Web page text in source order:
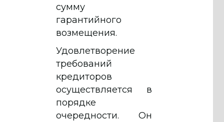
сумму
гарантийного
возмещения.
Удовлетворение
требований
кредиторов
осуществляется в
порядке
очередности. Он